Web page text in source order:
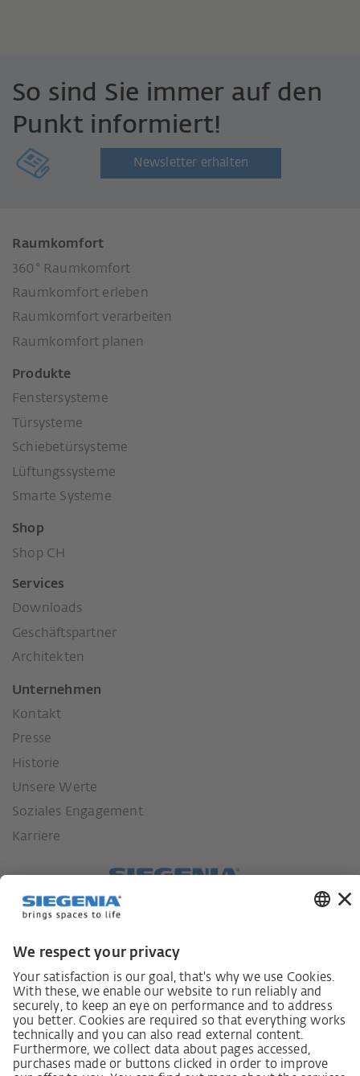
So sind Sie immer auf den
Punkt informiert!
Newsletter erhalten
Raumkomfort
360° Raumkomfort
Raumkomfort erleben
Raumkomfort verarbeiten
Raumkomfort planen
Produkte
Fenstersysteme
Türsysteme
Schiebetürsysteme
Lüftungssysteme
Smarte Systeme
Shop
Shop CH
Services
Downloads
Geschäftspartner
Architekten
Unternehmen
Kontakt
Presse
Historie
Unsere Werte
Soziales Engagement
Karriere
Lieferkettensorgfaltspflichtengesetz
Lieferantenkodex
LkSG-Merkblatt für Lieferanten
Grundsatzerklärung Menschenrechtsstrategie
Beschwerdeverfahren